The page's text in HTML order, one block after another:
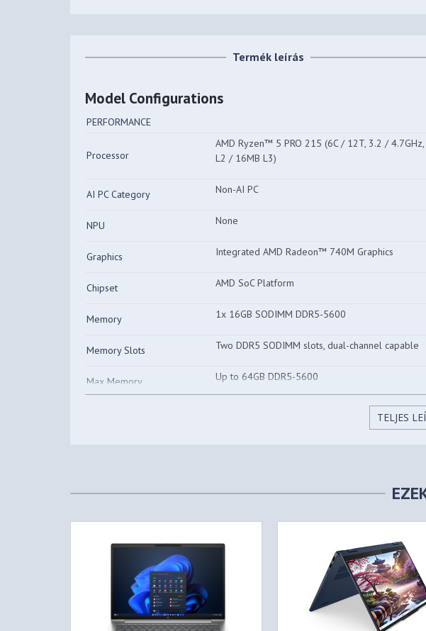
Termék leírás
Model Configurations
PERFORMANCE
Processor
AMD Ryzen™ 5 PRO 215 (6C / 12T, 3.2 / 4.7GHz,
L2 / 16MB L3)
AI PC Category Non-AI PC
NPU None
Graphics Integrated AMD Radeon™ 740M Graphics
Chipset AMD SoC Platform
Memory 1x 16GB SODIMM DDR5-5600
Memory Slots Two DDR5 SODIMM slots, dual-channel capable
Max Memory Up to 64GB DDR5-5600
512GB SSD M.2 2280 PCIe® 4.0x4 NVMe®
Card Reader
High Definition (HD) Audio, Realtek® ALC3287
Stereo speakers, 2W x2, optimized with Dolby
Microphone
TELJES